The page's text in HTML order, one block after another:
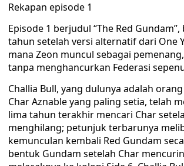
Rekapan episode 1
Episode 1 berjudul “The Red
tahun setelah versi alternatif dari One
mana Zeon muncul sebagai
tanpa menghancurkan Federasi
Challia Bull, yang dulunya adalah
Char Aznable yang paling setia, telah
lima tahun terakhir mencari Char
menghilang; petunjuk terbarunya
kemunculan kembali Red Gundam
bentuk Gundam setelah Char